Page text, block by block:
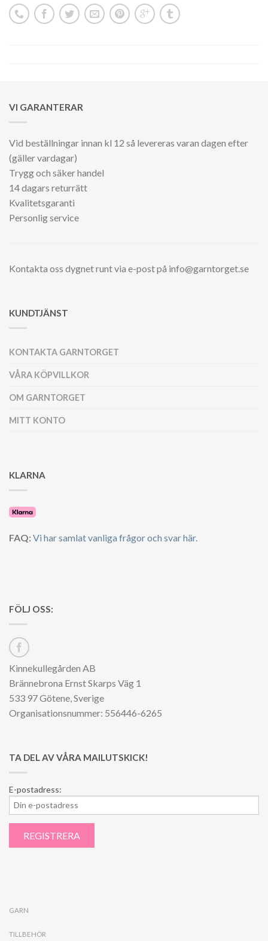
VI GARANTERAR
Vid beställningar innan kl 12 så levereras varan dagen efter
(gäller vardagar)
Trygg och säker handel
14 dagars returrätt
Kvalitetsgaranti
Personlig service
Kontakta oss dygnet runt via e-post på info@garntorget.se
KUNDTJÄNST
KONTAKTA GARNTORGET
VÅRA KÖPVILLKOR
OM GARNTORGET
MITT KONTO
KLARNA
FAQ:Vi har samlat vanliga frågor och svar här.
FÖLJ OSS:
Kinnekullegården AB
Brännebrona Ernst Skarps Väg 1
533 97 Götene, Sverige
Organisationsnummer: 556446-6265
TA DEL AV VÅRA MAILUTSKICK!
E-postadress:
GARN
TILLBEHÖR